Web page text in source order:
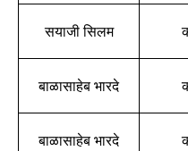
सयाजी सिलम
बाळासाहेब भारदे
बाळासाहेब भारदे